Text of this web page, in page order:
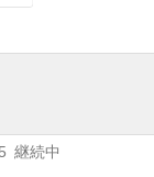
継続中